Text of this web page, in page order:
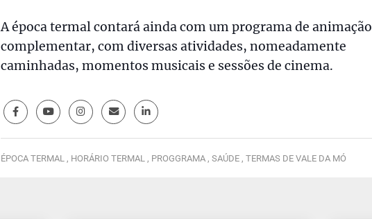
A época termal contará ainda com um programa de animação
complementar, com diversas atividades, nomeadamente
caminhadas, momentos musicais e sessões de cinema.
ÉPOCA TERMAL , HORÁRIO TERMAL , PROGGRAMA , SAÚDE , TERMAS DE VALE DA MÓ